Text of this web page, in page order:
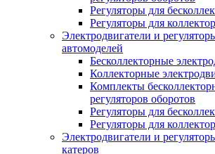
Регуляторы для
Регуляторы для
Электродвигатели и
автомоделей
Бесколлекторные
Коллекторные
Комплекты
регуляторов оборотов
Регуляторы для
Регуляторы для
Электродвигатели и
катеров